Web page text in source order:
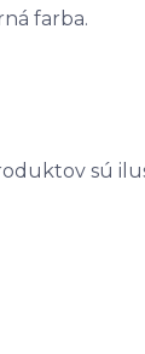
farba.
sú